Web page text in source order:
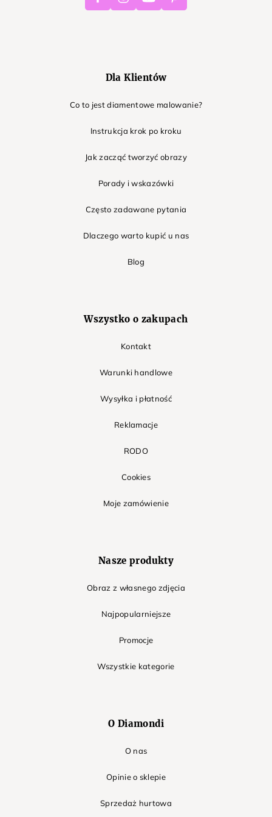
Dla Klientów
Co to jest diamentowe malowanie?
Instrukcja krok po kroku
Jak zacząć tworzyć obrazy
Porady i wskazówki
Często zadawane pytania
Dlaczego warto kupić u nas
Blog
Wszystko o zakupach
Kontakt
Warunki handlowe
Wysyłka i płatność
Reklamacje
RODO
Cookies
Moje zamówienie
Nasze produkty
Obraz z własnego zdjęcia
Najpopularniejsze
Promocje
Wszystkie kategorie
O Diamondi
O nas
Opinie o sklepie
Sprzedaż hurtowa